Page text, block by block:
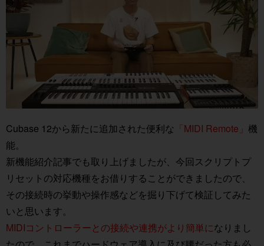
Cubase 12から新たに追加された便利な 「MIDI Remote」 機
能。
新機能紹介記事でも取り上げましたが、今回スクリプトプ
リセットの対応機種をお借りすることができましたので、
その接続時の挙動や操作感などを掘り下げて検証してみた
いと思います。
MIDIコントローラーとの接続や連携がより簡単になりまし